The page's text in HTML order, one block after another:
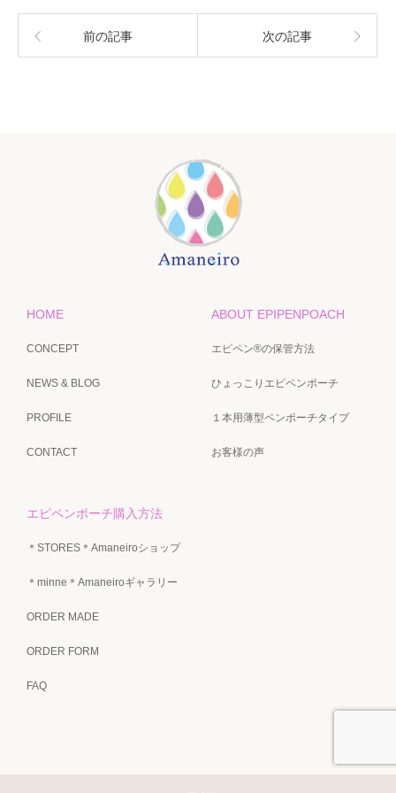
前の記事 次の記事
HOME
CONCEPT
NEWS & BLOG
PROFILE
CONTACT
ABOUT EPIPENPOACH
エピペン®の保管方法
ひょっこりエピペンポーチ
１本用薄型ペンポーチタイプ
お客様の声
エピペンポーチ購入方法
＊STORES＊Amaneiroショップ
＊minne＊Amaneiroギャラリー
ORDER MADE
ORDER FORM
FAQ